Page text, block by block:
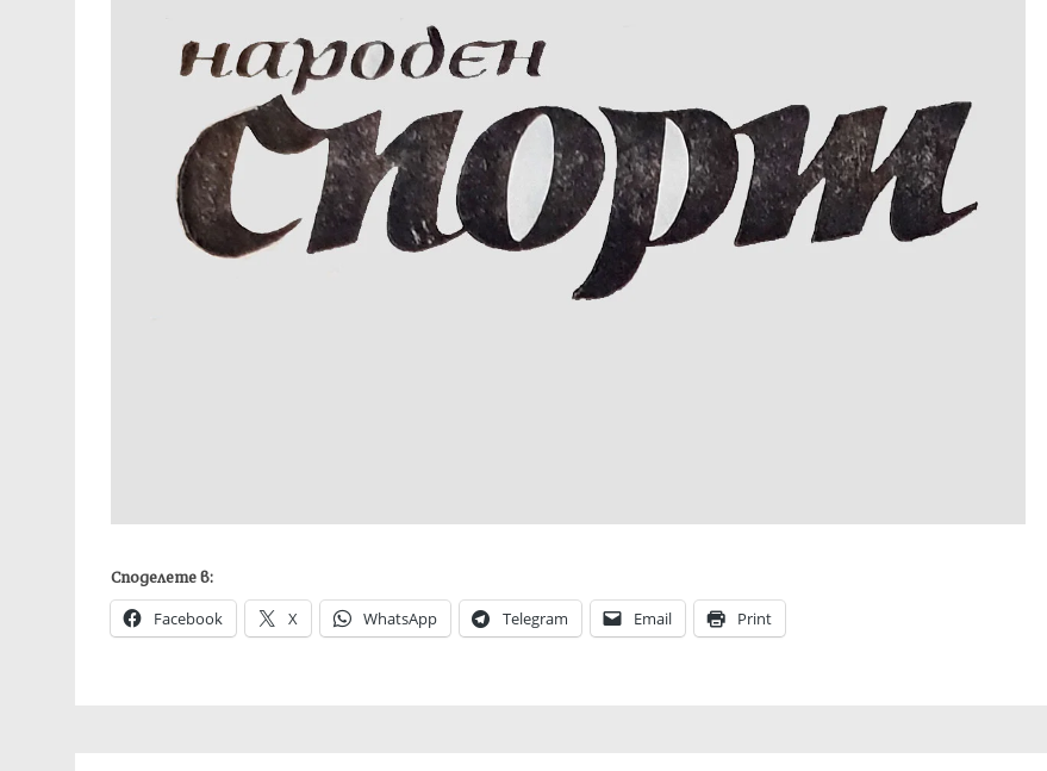
Споделете в:
Facebook X WhatsApp Telegram Email Print